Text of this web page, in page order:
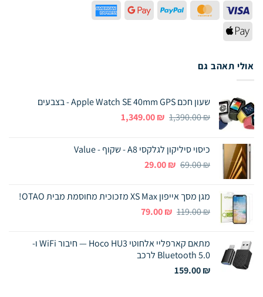
Visa
MasterCard
PayPal
Google
Pay
Express
Apple
Pay
אולי תאהב גם
שעון חכם Apple Watch SE 40mm GPS - בצבעים
1,390.00₪
המחיר
1,390.00 ₪.
1,349.00₪
המחיר
1,349.00 ₪.
כיסוי סיליקון לגלקסי A8 - שקוף - Value
69.00₪
המחיר
69.00 ₪.
29.00₪
המחיר
29.00 ₪.
מגן מסך אייפון XS Max מזכוכית מחוסמת מבית OTAO!
119.00₪
המחיר
119.00 ₪.
79.00₪
המחיר
79.00 ₪.
מתאם קארפליי אלחוטי Hoco HU3 — חיבור WiFi ו-
Bluetooth 5.0 לרכב
159.00₪